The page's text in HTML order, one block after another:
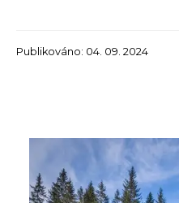
Publikováno: 04. 09. 2024